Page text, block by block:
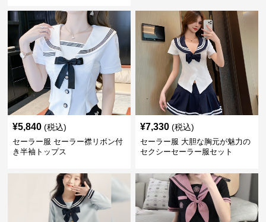
¥5,840 (税込)
セーラー服 セーラー襟リボン付
き半袖トップス
¥7,330 (税込)
セーラー服 大胆な胸元が魅力の
セクシーセーラー服セット